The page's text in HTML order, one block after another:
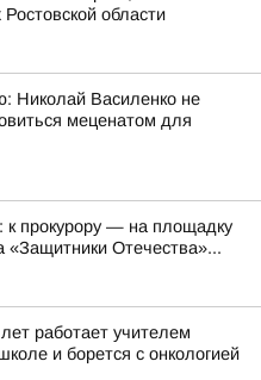
области
Николай Василенко не
меценатом для
к прокурору — на площадку
Отечества»...
работает учителем
и борется с онкологией